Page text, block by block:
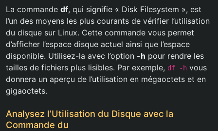
La commande df, qui signifie « Disk Filesystem », est
l’un des moyens les plus courants de vérifier l’utilisation
du disque sur Linux. Cette commande vous permet
d’afficher l’espace disque actuel ainsi que l’espace
disponible. Utilisez-la avec l’option -h pour rendre les
tailles de fichiers plus lisibles. Par exemple, df -h vous
donnera un aperçu de l’utilisation en mégaoctets et en
gigaoctets.
Analysez l’Utilisation du Disque avec la
Commande du